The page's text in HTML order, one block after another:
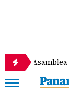
por